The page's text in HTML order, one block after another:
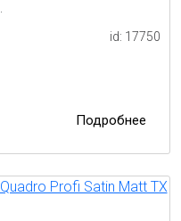
id: 17750
Подробнее